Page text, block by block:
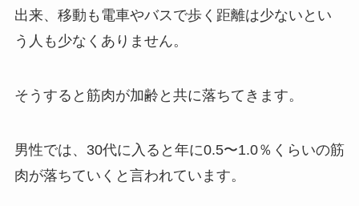
出来、移動も電車やバスで歩く距離は少ないとい
う人も少なくありません。
そうすると筋肉が加齢と共に落ちてきます。
男性では、30代に入ると年に0.5〜1.0％くらいの筋
肉が落ちていくと言われています。